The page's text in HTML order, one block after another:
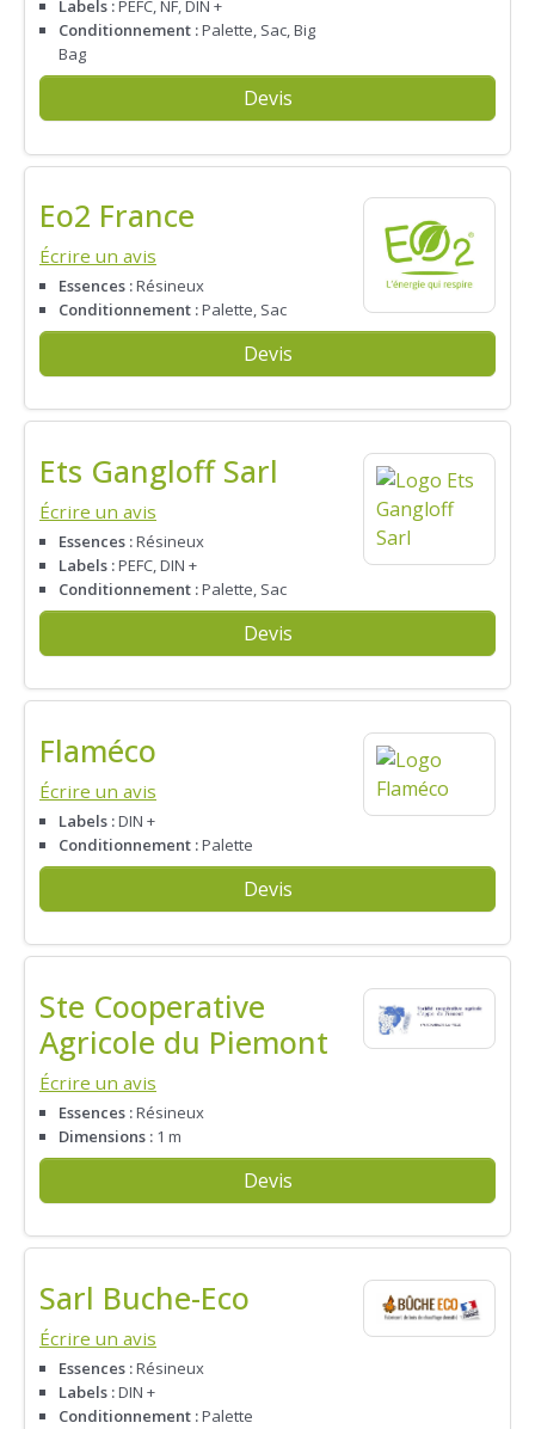
Labels :PEFC, NF, DIN +
Conditionnement :Palette, Sac, Big
Bag
Devis
Eo2 France
Écrire un avis
Essences :Résineux
Conditionnement :Palette, Sac
Devis
Ets Gangloff Sarl
Écrire un avis
Essences :Résineux
Labels :PEFC, DIN +
Conditionnement :Palette, Sac
Devis
Flaméco
Écrire un avis
Labels :DIN +
Conditionnement :Palette
Devis
Ste Cooperative
Agricole du Piemont
Écrire un avis
Essences :Résineux
Dimensions : 1 m
Devis
Sarl Buche-Eco
Écrire un avis
Essences :Résineux
Labels :DIN +
Conditionnement :Palette